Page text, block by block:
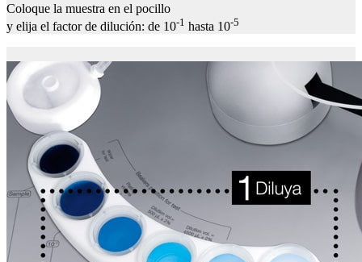
Coloque la muestra en el pocillo
y elija el factor de dilución: de 10-1 hasta 10-5